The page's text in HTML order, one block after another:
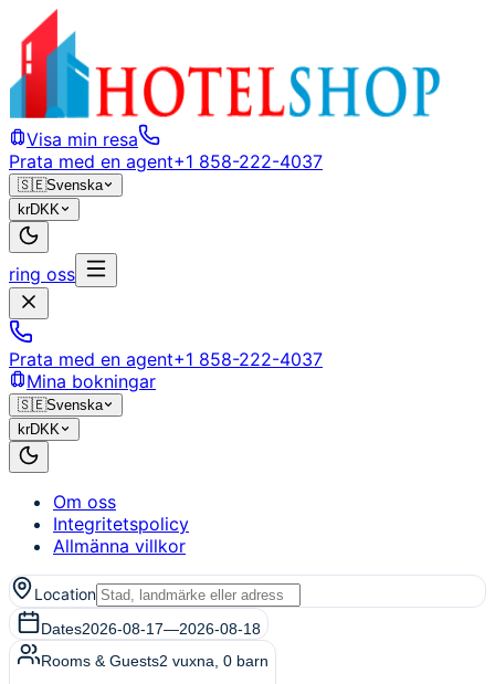
Visa min resa
Prata med en agent+1 858-222-4037
🇸🇪Svenska
krDKK
ring oss
Prata med en agent+1 858-222-4037
Mina bokningar
🇸🇪Svenska
krDKK
Om oss
Integritetspolicy
Allmänna villkor
Location
Dates2026-08-17—2026-08-18
Rooms & Guests2 vuxna 0 barn